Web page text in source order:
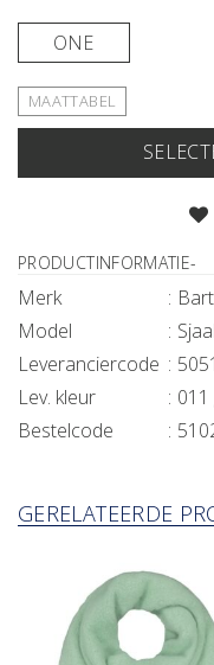
ONE
MAATTABEL
IN
PRODUCTINFORMATIE
Merk
Model
Leveranciercode
5051
Lev. kleur
011
Bestelcode
GERELATEERDE